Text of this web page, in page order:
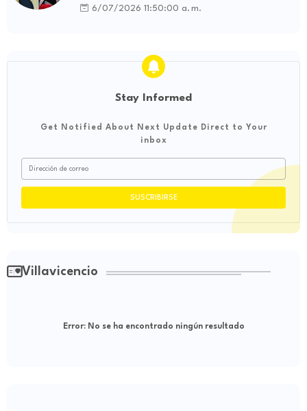
influencia internacional
6/07/2026 11:50:00 a. m.
Stay Informed
Get Notified About Next Update Direct to Your
inbox
Villavicencio
Error:No se ha encontrado ningún resultado